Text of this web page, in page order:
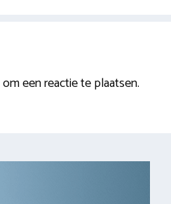
om een reactie te plaatsen.